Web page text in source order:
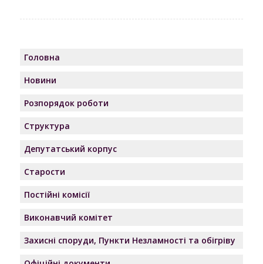
Головна
Новини
Розпорядок роботи
Структура
Депутатський корпус
Старости
Постійні комісії
Виконавчий комітет
Захисні споруди, Пункти Незламності та обігріву